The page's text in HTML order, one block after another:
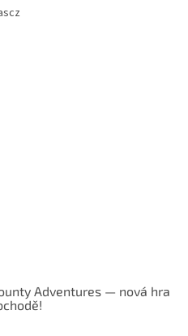
s
Adventures — nová hra